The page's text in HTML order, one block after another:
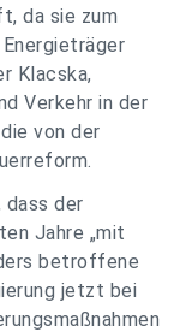
da sie zum
Klacska,
Verkehr in der
von der
dass der
Jahre „mit
betroffene
jetzt bei